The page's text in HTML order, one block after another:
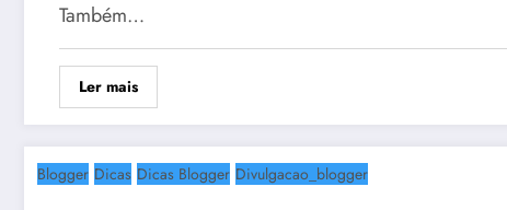
Também…
Ler mais
Blogger Dicas Dicas Blogger Divulgacao_blogger